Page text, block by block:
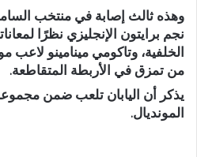
وهذه ثالث إصابة في منتخب
نجم برايتون الإنجليزي نظرًا
الخلفية، وتاكومي مينامينو لاعب
من تمزق في الأربطة المتقاطعة.
يذكر أن اليابان تلعب ضمن
المونديال.